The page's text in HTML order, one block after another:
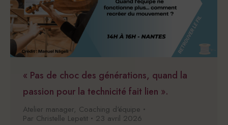
« Pas de choc des générations, quand la
passion pour la technicité fait lien ».
Atelier manager, Coaching d'équipe
Par Christelle Lepetit 23 avril 2026